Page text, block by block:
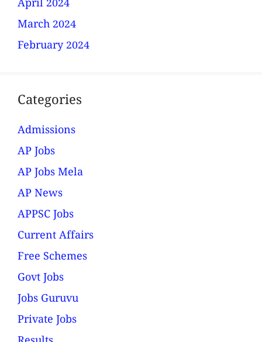
April 2024
March 2024
February 2024
Categories
Admissions
AP Jobs
AP Jobs Mela
AP News
APPSC Jobs
Current Affairs
Free Schemes
Govt Jobs
Jobs Guruvu
Private Jobs